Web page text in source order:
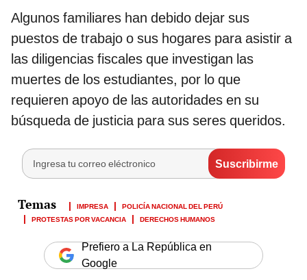
Algunos familiares han debido dejar sus
puestos de trabajo o sus hogares para asistir a
las diligencias fiscales que investigan las
muertes de los estudiantes, por lo que
requieren apoyo de las autoridades en su
búsqueda de justicia para sus seres queridos.
IMPRESA
POLICÍA NACIONAL DEL PERÚ
PROTESTAS POR VACANCIA
DERECHOS HUMANOS
Prefiero a La República en
Google